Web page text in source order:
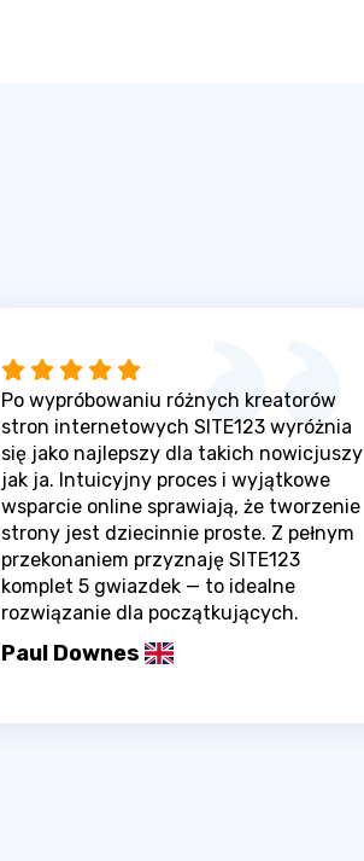
Po wypróbowaniu różnych kreatorów
stron internetowych SITE123 wyróżnia
się jako najlepszy dla takich nowicjuszy
jak ja. Intuicyjny proces i wyjątkowe
wsparcie online sprawiają, że tworzenie
strony jest dziecinnie proste. Z pełnym
przekonaniem przyznaję SITE123
komplet 5 gwiazdek — to idealne
rozwiązanie dla początkujących.
Paul Downes